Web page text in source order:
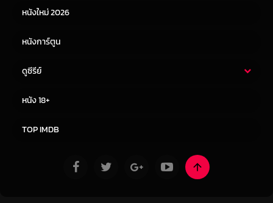
หนังใหม่ 2026
หนังการ์ตูน
ดูซีรีย์
หนัง 18+
TOP IMDB